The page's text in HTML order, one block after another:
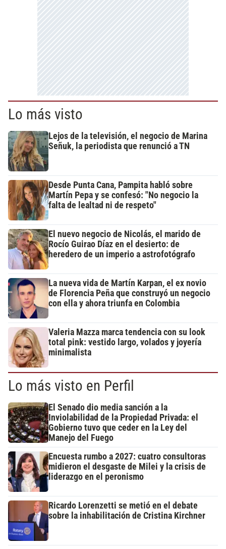
Lo más visto
Lejos de la televisión, el negocio de Marina
Señuk, la periodista que renunció a TN
Desde Punta Cana, Pampita habló sobre
Martín Pepa y se confesó: "No negocio la
falta de lealtad ni de respeto"
El nuevo negocio de Nicolás, el marido de
Rocío Guirao Díaz en el desierto: de
heredero de un imperio a astrofotógrafo
La nueva vida de Martín Karpan, el ex novio
de Florencia Peña que construyó un negocio
con ella y ahora triunfa en Colombia
Valeria Mazza marca tendencia con su look
total pink: vestido largo, volados y joyería
minimalista
Lo más visto en Perfil
El Senado dio media sanción a la
Inviolabilidad de la Propiedad Privada: el
Gobierno tuvo que ceder en la Ley del
Manejo del Fuego
Encuesta rumbo a 2027: cuatro consultoras
midieron el desgaste de Milei y la crisis de
liderazgo en el peronismo
Ricardo Lorenzetti se metió en el debate
sobre la inhabilitación de Cristina Kirchner